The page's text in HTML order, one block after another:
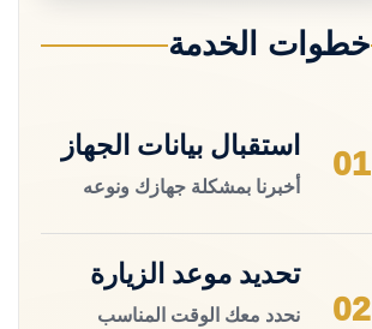
خطوات الخدمة
01
استقبال بيانات الجهاز
أخبرنا بمشكلة جهازك ونوعه
02
تحديد موعد الزيارة
نحدد معك الوقت المناسب